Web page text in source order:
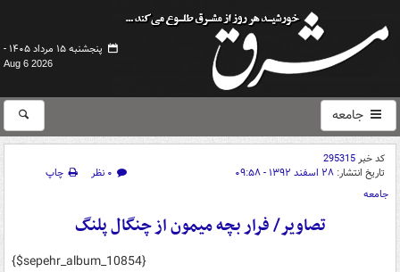
پنجشنبه ۱۵ مرداد ۱۴۰۵ -
Aug 6 2026
جامعه
کد خبر295315
تاریخ انتشار: ۲۸ اسفند ۱۳۹۲ - ۰۹:۵۸ ۰ نظر
چاپ
جامعه
تصاویر/ فرار بچه میمون از چنگال پلنگ
{$sepehr_album_10854}